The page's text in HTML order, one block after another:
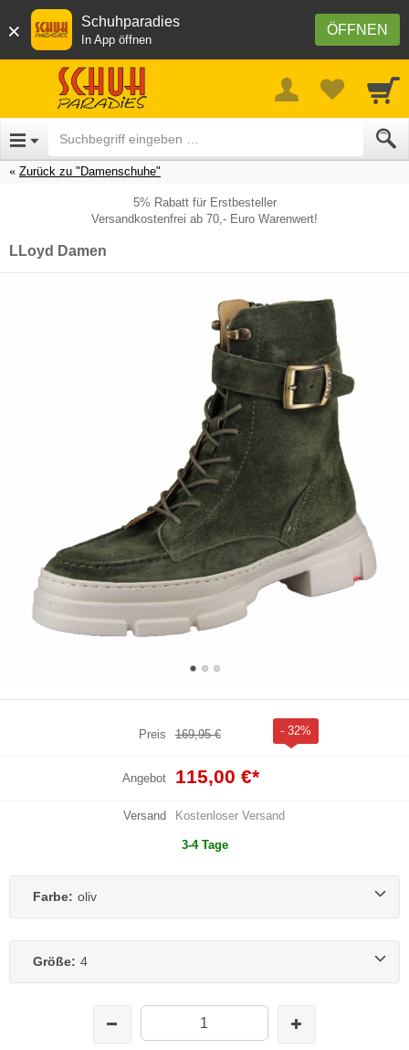
× ÖFFNEN
Schuhparadies
In App öffnen
Zurück zu "Damenschuhe"
5% Rabatt für Erstbesteller
Versandkostenfrei ab 70,- Euro Warenwert!
LLoyd Damen
Preis 169,95 € - 32%
Angebot 115,00 €*
Versand Kostenloser Versand
3-4 Tage
Farbe: oliv
Größe: 4